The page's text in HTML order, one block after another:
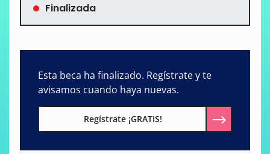
Finalizada
Esta beca ha finalizado. Regístrate y te
avisamos cuando haya nuevas.
Regístrate ¡GRATIS!